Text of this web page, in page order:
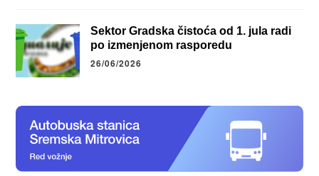
Sektor Gradska čistoća od 1. jula radi
po izmenjenom rasporedu
26/06/2026